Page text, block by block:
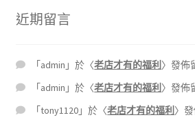
近期留言
「admin 」於〈老店才有的福利 〉發佈
「admin 」於〈老店才有的福利 〉發佈
「tony1120 」於〈老店才有的福利 〉